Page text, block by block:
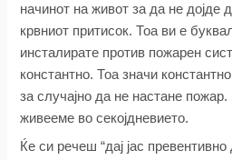
начинот на живот за да не дојде
крвниот притисок. Тоа ви е
инсталирате против пожарен
константно. Тоа значи
за случајно да не настане
живееме во секојдневието.
Ќе си речеш “дај јас